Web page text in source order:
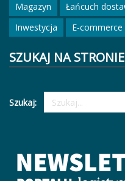
Magazyn
Łańcuch
Inwestycja
E-commerce
SZUKAJ NA STRONIE
Szukaj: